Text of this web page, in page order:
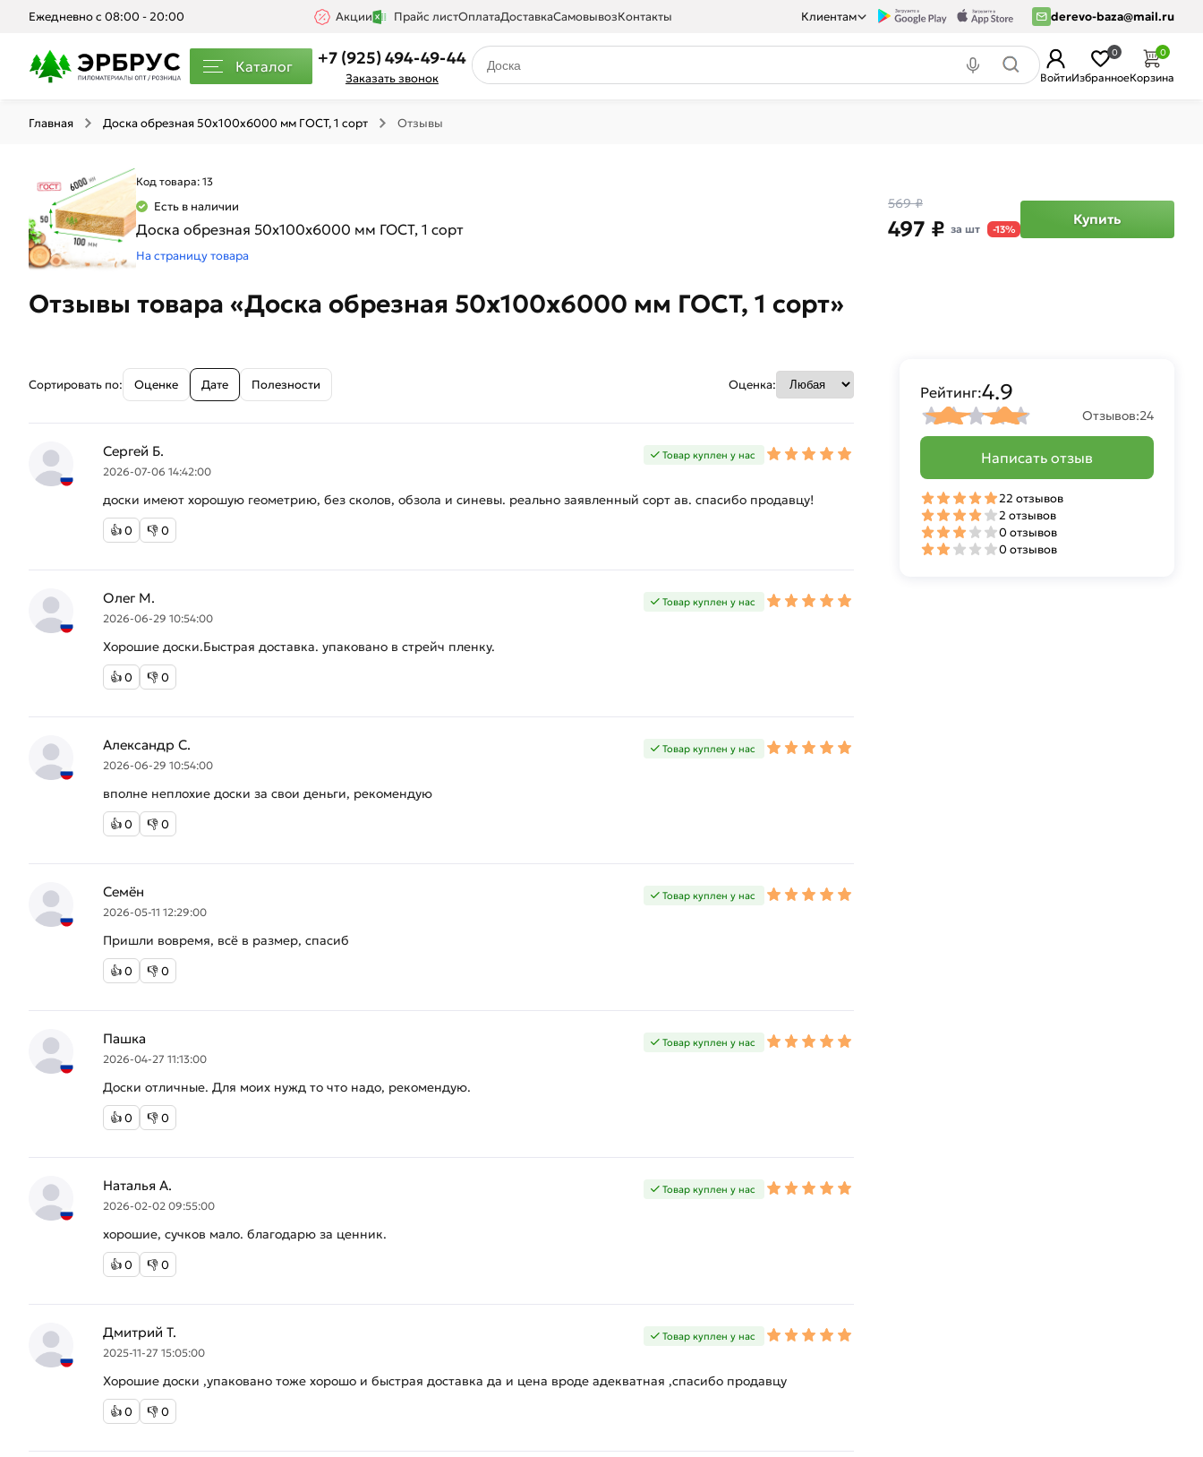
Ежедневно с 08:00 - 20:00 Акции Прайс листОплатаДоставкаСамовывозКонтакты Клиентам derevo-baza@mail.ru
Каталог +7 (925) 494-49-44
Заказать звонок ВойтиИзбранное
0
Корзина
0
Главная Доска обрезная 50х100х6000 мм ГОСТ, 1 сорт Отзывы
Код товара: 13
Есть в наличии
Доска обрезная 50х100х6000 мм ГОСТ, 1 сорт
На страницу товара
569 ₽
497 ₽ за шт -13%
Купить
Отзывы товара «Доска обрезная 50х100х6000 мм ГОСТ, 1 сорт»
Сортировать по: Оценке Дате Полезности Оценка:
Сергей Б.
2026-07-06 14:42:00
Товар куплен у нас
доски имеют хорошую геометрию, без сколов, обзола и синевы. реально заявленный сорт ав. спасибо продавцу!
👍0 👎0
Олег М.
2026-06-29 10:54:00
Товар куплен у нас
Хорошие доски.Быстрая доставка. упаковано в стрейч пленку.
👍0 👎0
Александр С.
2026-06-29 10:54:00
Товар куплен у нас
вполне неплохие доски за свои деньги, рекомендую
👍0 👎0
Семён
2026-05-11 12:29:00
Товар куплен у нас
Пришли вовремя, всё в размер, спасиб
👍0 👎0
Пашка
2026-04-27 11:13:00
Товар куплен у нас
Доски отличные. Для моих нужд то что надо, рекомендую.
👍0 👎0
Наталья А.
2026-02-02 09:55:00
Товар куплен у нас
хорошие, сучков мало. благодарю за ценник.
👍0 👎0
Дмитрий Т.
2025-11-27 15:05:00
Товар куплен у нас
Хорошие доски ,упаковано тоже хорошо и быстрая доставка да и цена вроде адекватная ,спасибо продавцу
👍0 👎0
Рейтинг:4.9
Отзывов:24
Написать отзыв
22 отзывов
2 отзывов
0 отзывов
0 отзывов